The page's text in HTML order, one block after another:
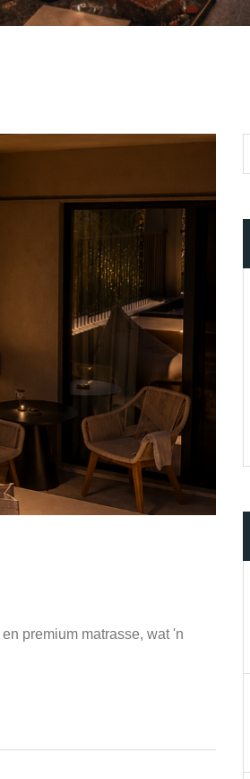
premium matrasse, wat 'n